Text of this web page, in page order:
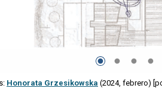
Honorata Grzesikowska (2024, febrero)